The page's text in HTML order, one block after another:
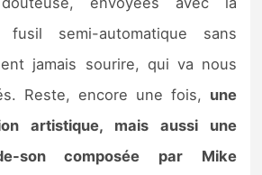
fusil semi-automatique sans
jamais sourire, qui va nous
Reste, encore une fois, une
artistique, mais aussi une
son composée par Mike